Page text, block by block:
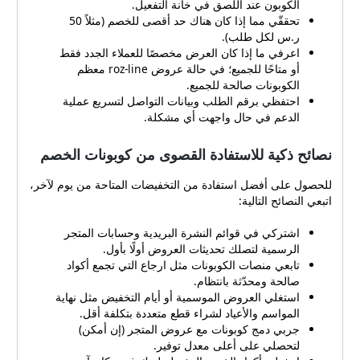
خيارات دفع متعددة لتناسب
جميع العملاء: بطاقات الائتمان
ماستر كارد وفيزا، بطاقات
مدى للخصم المباشر، ومحافظ
إلكترونية مثل أبل باي وجوجل
باي. كما يدعم المتجر خدمات
الشراء الآن والدفع لاحقًا عبر
العروض. الشحن يتم إلى باب
المنزل مع خيارات تتبع الطلب
واستلامه بسرعة، بينما تسمح
سياسة الإرجاع بالاستبدال أو
تاريخ الاستلام. في حال وجود
عيب تصنيع أو خطأ في المنتج
يمكن استرداد كامل المبلغ
خلال 14 يومًا من تاريخ معالجة
الطلب، مع العلم أن قيمة كود
الخصم المستخدم في الشراء
لن تُعاد ضمن المبلغ المسترد.
لطلب المزيد من التفاصيل أو
الكوبون عند اللصق في خانة التفعيل.
تحققّي مما إذا كان هناك حد أقصى للخصم (مثلاً 50
ر.س لكل طلب).
اعرفي ما إذا كان العرض مخصصًا للعملاء الجدد فقط
أو متاحًا للجميع؛ في حالة عروض roz-line معظم
الكوبونات صالحة للجميع.
احتفظي برقم الطلب وبيانات التواصل لتسريع عملية
الدعم في حال واجهت أي مشكلة.
نصائح ذكية للاستفادة القصوى من كوبونات الخصم
للحصول على أفضل استفادة من التخفيضات المتاحة من يوم لآخر،
اتبعي النصائح التالية:
اشتركي في قوائم النشرة البريدية وحسابات المتجر
الرسمية لتصلك تحديثات العروض أولًا بأول.
تابعي منصات الكوبونات مثل ارجاع التي تجمع أكواد
صالحة ومحدّثة بانتظام.
استغلي العروض الموسمية أو أيام التخفيض مثل نهاية
المواسم والأعياد لشراء قطع متعددة بتكلفة أقل.
جربي دمج كوبونات مع عروض المتجر (إن أمكن)
لتحصلي على أعلى معدل توفير.